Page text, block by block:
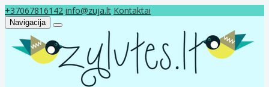
+37067816142 info@zuja.lt Kontaktai
Navigacija